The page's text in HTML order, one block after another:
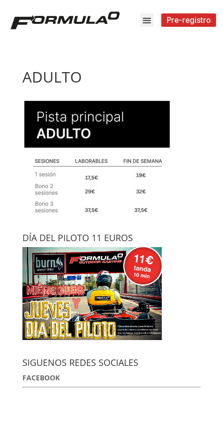
Pre-registro
ADULTO
DÍA DEL PILOTO 11 EUROS
SIGUENOS REDES SOCIALES
FACEBOOK